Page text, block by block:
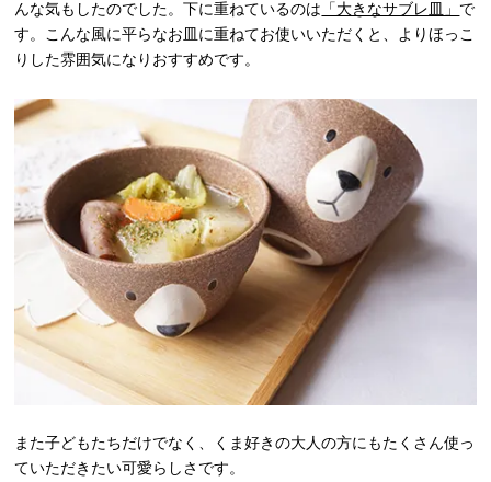
んな気もしたのでした。下に重ねているのは 「大きなサブレ皿」 で
す。こんな風に平らなお皿に重ねてお使いいただくと、よりほっこ
りした雰囲気になりおすすめです。
また子どもたちだけでなく、くま好きの大人の方にもたくさん使っ
ていただきたい可愛らしさです。